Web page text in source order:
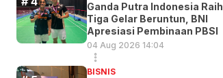
Ganda Putra Indonesia Raih
Tiga Gelar Beruntun, BNI
Apresiasi Pembinaan PBSI
04 Aug 2026 14:04
BISNIS